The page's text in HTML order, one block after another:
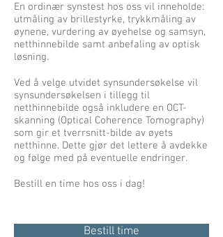
En ordinær synstest hos oss vil inneholde:
utmåling av brillestyrke, trykkmåling av
øynene, vurdering av øyehelse og samsyn,
netthinnebilde samt anbefaling av optisk
løsning.
Ved å velge utvidet synsundersøkelse vil
synsundersøkelsen i tillegg til
netthinnebilde også inkludere en OCT-
skanning (Optical Coherence Tomography)
som gir et tverrsnitt-bilde av øyets
netthinne. Dette gjør det lettere å avdekke
og følge med på eventuelle endringer.
Bestill en time hos oss i dag!
Bestill time